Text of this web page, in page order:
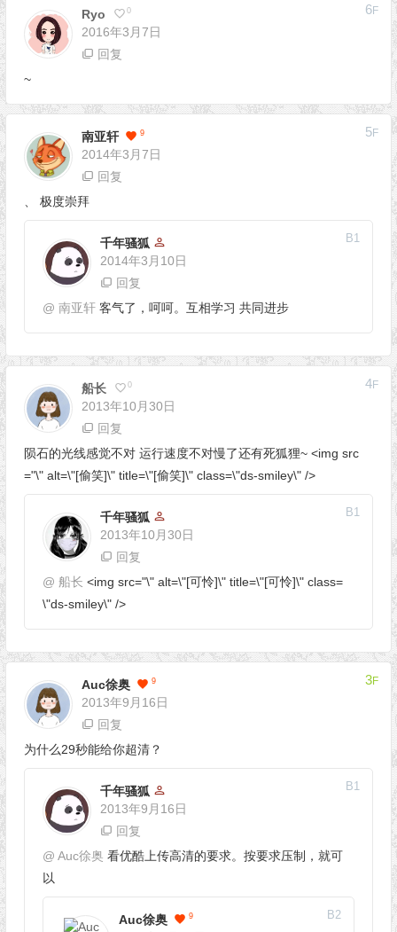
Ryo 0
2016年3月7日
6F
回复
~
南亚轩 9
2014年3月7日
5F
回复
、 极度崇拜
千年骚狐
2014年3月10日
B1
回复
@ 南亚轩客气了，呵呵。互相学习 共同进步
船长 0
2013年10月30日
4F
回复
陨石的光线感觉不对 运行速度不对慢了还有死狐狸~ <img src
="\" alt=\"[偷笑]\" title=\"[偷笑]\" class=\"ds-smiley\" />
千年骚狐
2013年10月30日
B1
回复
@ 船长 <img src="\" alt=\"[可怜]\" title=\"[可怜]\" class=
\"ds-smiley\" />
Auc徐奥 9
2013年9月16日
3F
回复
为什么29秒能给你超清？
千年骚狐
2013年9月16日
B1
回复
@ Auc徐奥 看优酷上传高清的要求。按要求压制，就可
以
Auc徐奥 9 B2